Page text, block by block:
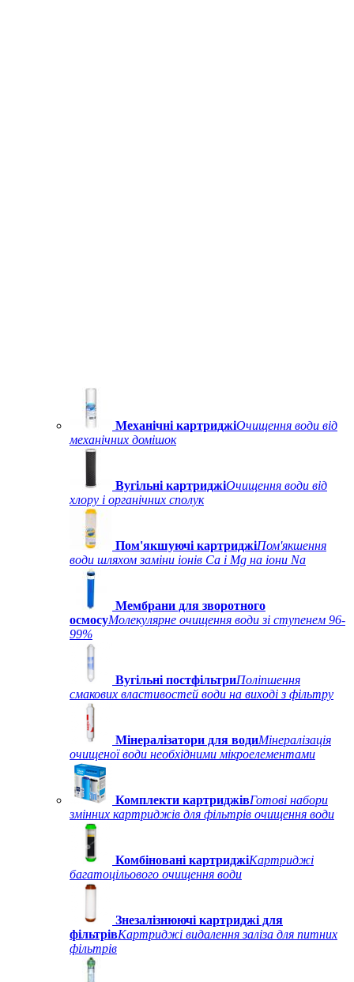
Механічні картриджіОчищення води від
механічних домішок
Вугільні картриджіОчищення води від
хлору і органічних сполук
Пом'якшуючі картриджіПом'якшення
води шляхом заміни іонів Ca і Mg на іони Na
Мембрани для зворотного
осмосуМолекулярне очищення води зі ступенем 96-
99%
Вугільні постфільтриПоліпшення
смакових властивостей води на виході з фільтру
Мінералізатори для водиМінералізація
очищеної води необхідними мікроелементами
Комплекти картриджівГотові набори
змінних картриджів для фільтрів очищення води
Комбіновані картриджіКартриджі
багатоцільового очищення води
Знезалізнюючі картриджі для
фільтрівКартриджі видалення заліза для питних
фільтрів